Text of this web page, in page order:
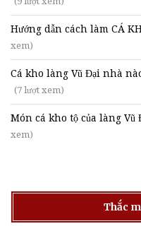
Hướng dẫn cách làm CÁ
xem)
Cá kho làng Vũ Đại nhà
(7 lượt xem)
Món cá kho tộ của làng Vũ
xem)
Thắc